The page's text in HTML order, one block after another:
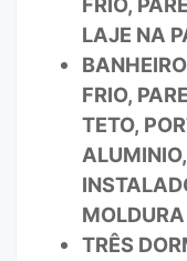
LAJE NA
FRIO,
TETO,
MOLDURA
TRÊS